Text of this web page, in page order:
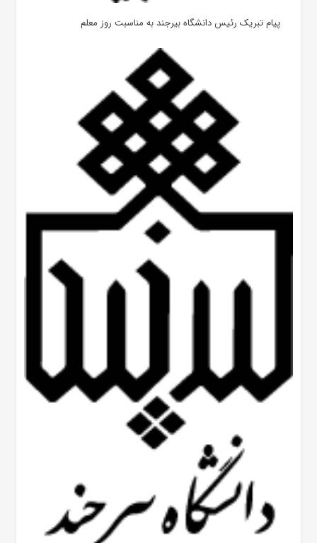
پیام تبریک رئیس دانشگاه بیرجند به مناسبت روز معلم